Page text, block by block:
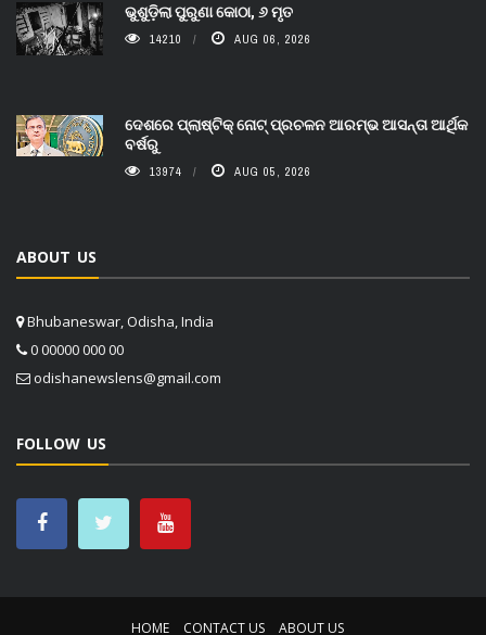
ଭୁଶୁଡ଼ିଲା ପୁରୁଣା କୋଠା, ୬ ମୃତ
14210 AUG 06, 2026
ଦେଶରେ ପ୍ଲାଷ୍ଟିକ୍ ନୋଟ୍‌ ପ୍ରଚଳନ ଆରମ୍ଭ ଆସନ୍ତା ଆର୍ଥିକ
ବର୍ଷରୁ
13974 AUG 05, 2026
ABOUT US
Bhubaneswar, Odisha, India
0 00000 000 00
odishanewslens@gmail.com
FOLLOW US
HOME CONTACT US ABOUT US